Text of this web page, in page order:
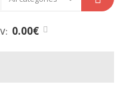
0.00€